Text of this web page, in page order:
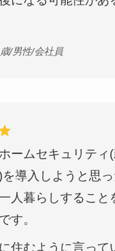
/男性/会社員
ームセキュリティ
導入しようと思っ
一人暮らしすること
す。
住むように言って